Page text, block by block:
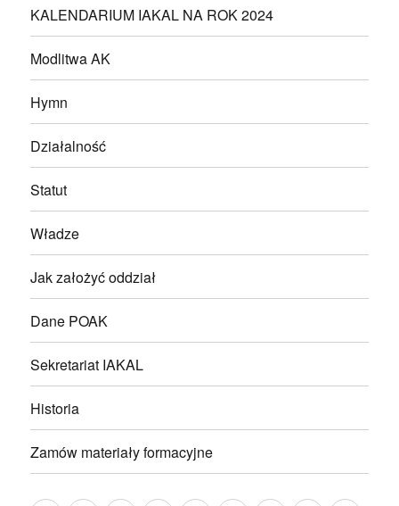
KALENDARIUM IAKAL NA ROK 2024
Modlitwa AK
Hymn
Działalność
Statut
Władze
Jak założyć oddział
Dane POAK
Sekretariat IAKAL
Historia
Zamów materiały formacyjne